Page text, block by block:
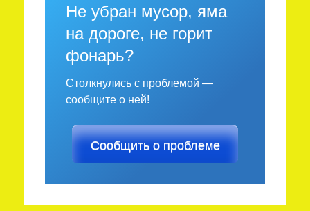
Не убран мусор, яма
на дороге, не горит
фонарь?
Столкнулись с проблемой —
сообщите о ней!
Сообщить о проблеме